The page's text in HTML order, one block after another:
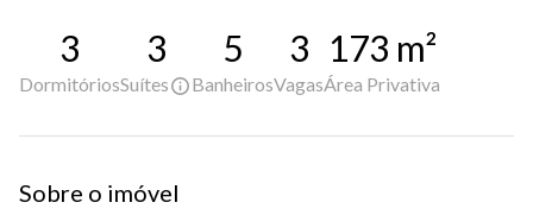
3
Dormitórios
3
Suítes
5
Banheiros
3
Vagas
173 m²
Área Privativa
Sobre o imóvel